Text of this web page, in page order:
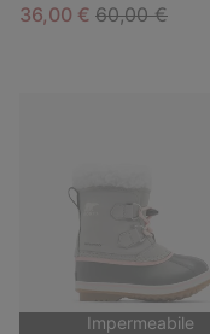
Sale price:
36,00 € Regular price:
60,00 €
Impermeabile